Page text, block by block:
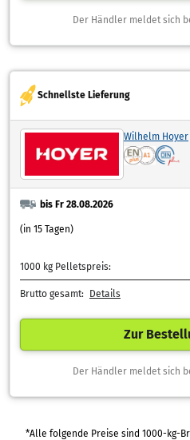
Der Händler meldet sich
Schnellste Lieferung
Wilhelm Hoyer
bis Fr 28.08.2026
(in 15 Tagen)
1000 kg Pelletspreis:
Brutto gesamt: Details
Zur
Der Händler meldet sich
*Alle folgende Preise sind 1000-kg-Brutto-